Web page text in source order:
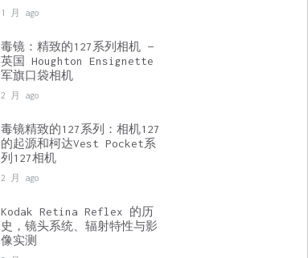
1 月 ago
毒镜：精致的127系列相机 —
英国 Houghton Ensignette
军旗口袋相机
2 月 ago
毒镜精致的127系列：相机127
的起源和柯达Vest Pocket系
列127相机
2 月 ago
Kodak Retina Reflex 的历
史，镜头系统、辐射特性与影
像实测